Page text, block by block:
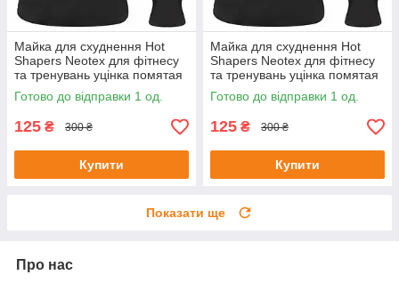
Майка для схуднення Hot
Shapers Neotex для фітнесу
та тренувань уцінка помятая
упаковка Розмір XL
Готово до відправки 1 од.
125 ₴ 300 ₴
Купити
Майка для схуднення Hot
Shapers Neotex для фітнесу
та тренувань уцінка помятая
упаковка Розмір 3XL
Готово до відправки 1 од.
125 ₴ 300 ₴
Купити
Показати ще
Про нас